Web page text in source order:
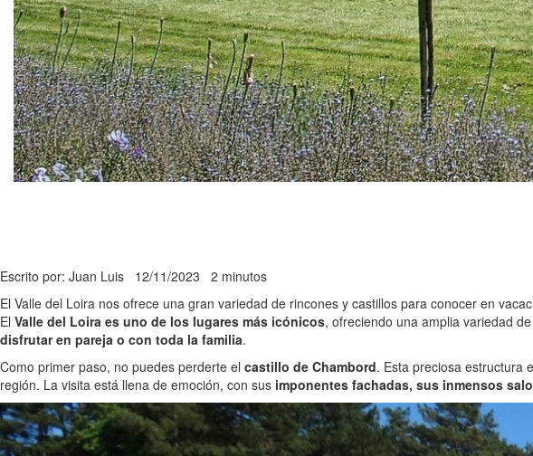
Escrito por: Juan Luis 12/11/2023 2 minutos
El Valle del Loira nos ofrece una gran variedad de rincones y castillos para conocer en
El Valle del Loira es uno de los lugares más icónicos, ofreciendo una amplia variedad
disfrutar en pareja o con toda la familia.
Como primer paso, no puedes perderte el castillo de Chambord. Esta preciosa estructura
región. La visita está llena de emoción, con sus imponentes fachadas, sus inmensos